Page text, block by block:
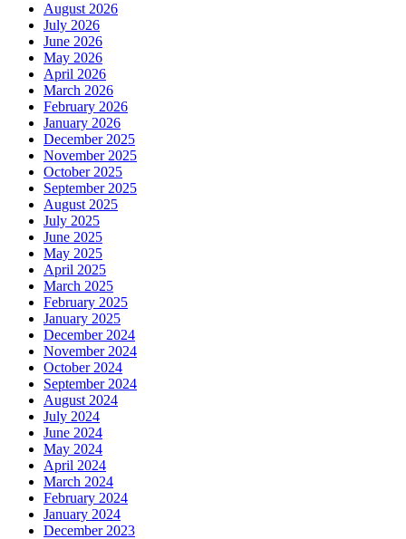
August 2026
July 2026
June 2026
May 2026
April 2026
March 2026
February 2026
January 2026
December 2025
November 2025
October 2025
September 2025
August 2025
July 2025
June 2025
May 2025
April 2025
March 2025
February 2025
January 2025
December 2024
November 2024
October 2024
September 2024
August 2024
July 2024
June 2024
May 2024
April 2024
March 2024
February 2024
January 2024
December 2023